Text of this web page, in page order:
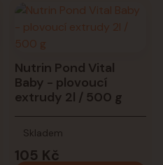
Nutrin Pond Vital
Baby - plovoucí
extrudy 2l / 500 g
105 Kč
Skladem